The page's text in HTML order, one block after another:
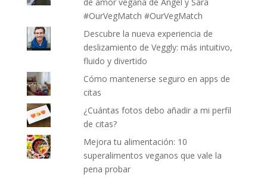
#OurVegMatch #OurVegMatch
Descubre la nueva experiencia de
deslizamiento de Veggly: más intuitivo,
fluido y divertido
Cómo mantenerse seguro en apps de
citas
¿Cuántas fotos debo añadir a mi perfil
de citas?
Mejora tu alimentación: 10
superalimentos veganos que vale la
pena probar